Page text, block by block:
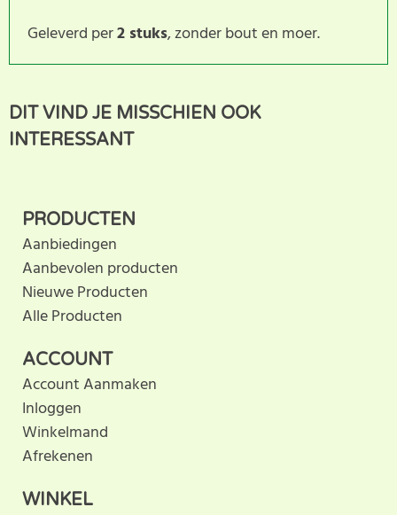
Geleverd per2 stuks, zonder bout en moer.
SCHRIJF BEOORDELING
Dit product heeft nog geen
klantbeoordeling. U helpt
anderen met hun keuze door uw ervaring te delen.
DIT VIND JE MISSCHIEN OOK
INTERESSANT
ACCOUNT
Account Aanmaken
Inloggen
Winkelmand
Afrekenen
PRODUCTEN
Aanbiedingen
Aanbevolen producten
Nieuwe Producten
Alle Producten
WINKEL